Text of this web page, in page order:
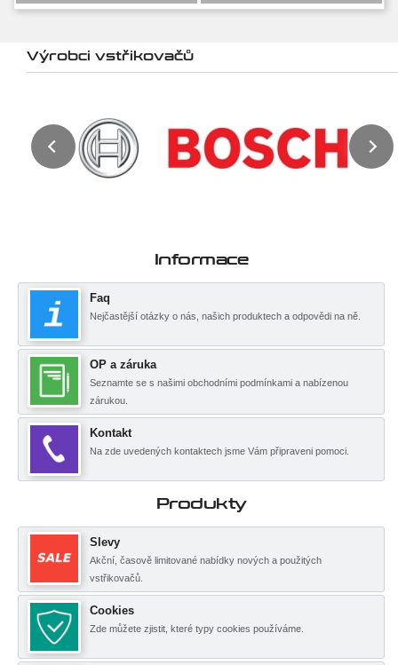
Výrobci vstřikovačů
Informace
Faq
Nejčastější otázky o nás, našich produktech a odpovědi na ně.
OP a záruka
Seznamte se s našimi obchodními podmínkami a nabízenou
zárukou.
Kontakt
Na zde uvedených kontaktech jsme Vám připraveni pomoci.
Produkty
Slevy
Akční, časově limitované nabídky nových a použitých
vstřikovačů.
Cookies
Zde můžete zjistit, které typy cookies používáme.